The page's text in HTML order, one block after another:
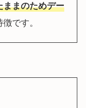
ままのためデー
です。